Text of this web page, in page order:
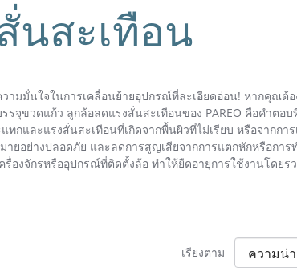
นสะเทือน
ามมั่นใจในการเคลื่อนย้ายอุปกรณ์ที่ละเอียดอ่อน! หากคุณต้
จุขวดแก้ว ลูกล้อลดแรงสั่นสะเทือนของ PAREO คือคำต
และแรงสั่นสะเทือนที่เกิดจากพื้นผิวที่ไม่เรียบ หรือจากการ
ยอย่างปลอดภัย และลดการสูญเสียจากการแตกหักหรือการ
งจักรหรืออุปกรณ์ที่ติดตั้งล้อ ทำให้ยืดอายุการใช้งานโดย
เรียงตาม